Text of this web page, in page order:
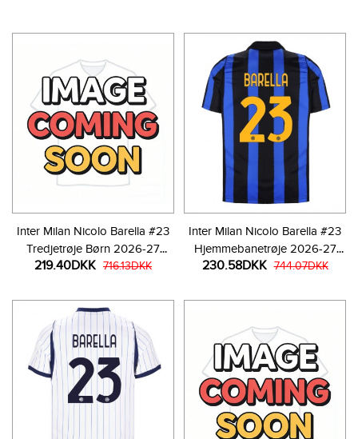
Inter Milan Nicolo Barella #23
Tredjetrøje Børn 2026-27
Kortærmet (+ Korte bukser)
219.40DKK 716.13DKK
Inter Milan Nicolo Barella #23
Hjemmebanetrøje 2026-27
Kortærmet
230.58DKK 744.07DKK